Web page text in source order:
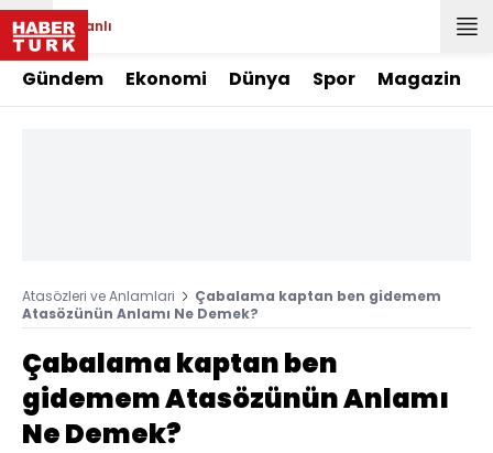
Canlı
Gündem Ekonomi Dünya Spor Magazin
Atasözleri ve Anlamlari
Çabalama kaptan ben gidemem
Atasözünün Anlamı Ne Demek?
Çabalama kaptan ben
gidemem Atasözünün Anlamı
Ne Demek?